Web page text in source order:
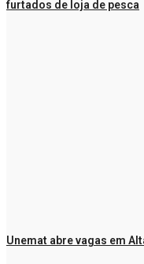
furtados de loja de pesca
Unemat abre vagas em